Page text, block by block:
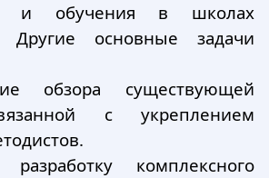
и обучения в школах
Другие основные задачи
обзора существующей
с укреплением
комплексного